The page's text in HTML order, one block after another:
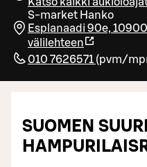
S-market Hanko
Esplanaadi 90e,
välilehteen
010 7626571 (pvm/
SUOMEN